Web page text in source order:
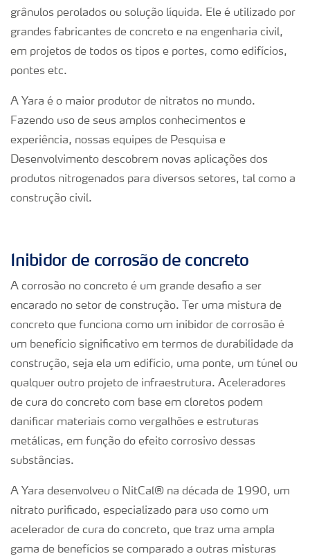
grânulos perolados ou solução líquida. Ele é utilizado por
grandes fabricantes de concreto e na engenharia civil,
em projetos de todos os tipos e portes, como edifícios,
pontes etc.
A Yara é o maior produtor de nitratos no mundo.
Fazendo uso de seus amplos conhecimentos e
experiência, nossas equipes de Pesquisa e
Desenvolvimento descobrem novas aplicações dos
produtos nitrogenados para diversos setores, tal como a
construção civil.
Inibidor de corrosão de concreto
A corrosão no concreto é um grande desafio a ser
encarado no setor de construção. Ter uma mistura de
concreto que funciona como um inibidor de corrosão é
um benefício significativo em termos de durabilidade da
construção, seja ela um edifício, uma ponte, um túnel ou
qualquer outro projeto de infraestrutura. Aceleradores
de cura do concreto com base em cloretos podem
danificar materiais como vergalhões e estruturas
metálicas, em função do efeito corrosivo dessas
substâncias.
A Yara desenvolveu o NitCal® na década de 1990, um
nitrato purificado, especializado para uso como um
acelerador de cura do concreto, que traz uma ampla
gama de benefícios se comparado a outras misturas